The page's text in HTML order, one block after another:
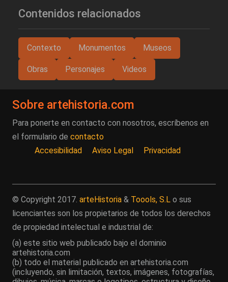
Contenidos relacionados
Contexto Monumentos Museos
Obras Personajes Videos
Sobre artehistoria.com
Para ponerte en contacto con nosotros, escríbenos en
el formulario de contacto
Accesibilidad
Aviso Legal Privacidad
© Copyright 2017. arteHistoria & Toools, S.L o sus
licenciantes son los propietarios de todos los derechos
de propiedad intelectual e industrial de:
(a) este sitio web publicado bajo el dominio
artehistoria.com
(b) todo el material publicado en artehistoria.com
(incluyendo, sin limitación, textos, imágenes, fotografías,